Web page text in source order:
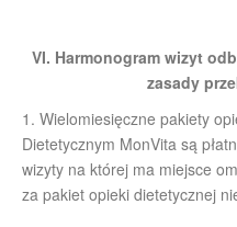
VI. Harmonogram wizyt
zasady
1. Wielomiesięczne pakiety
Dietetycznym MonVita są
wizyty na której ma miejsce
za pakiet opieki dietetycznej